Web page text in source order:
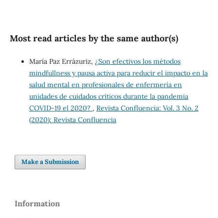
Most read articles by the same author(s)
María Paz Errázuriz, ¿Son efectivos los métodos
mindfullness y pausa activa para reducir el impacto en la
salud mental en profesionales de enfermería en
unidades de cuidados críticos durante la pandemia
COVID-19 el 2020? , Revista Confluencia: Vol. 3 No. 2
(2020): Revista Confluencia
Make a Submission
Information